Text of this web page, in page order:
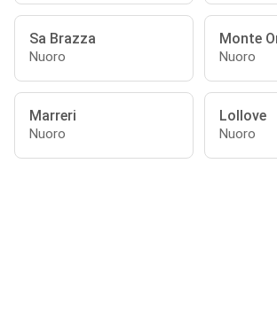
Sa Brazza
Nuoro
Monte
Nuoro
Marreri
Nuoro
Lollove
Nuoro